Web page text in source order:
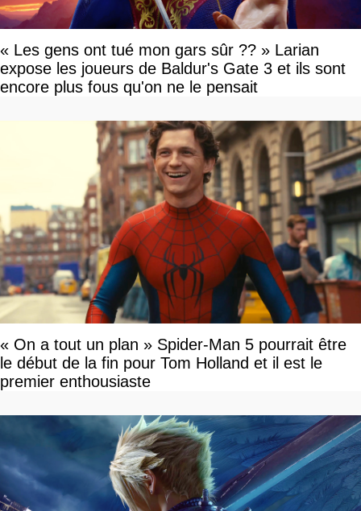
« Les gens ont tué mon gars sûr ?? » Larian
expose les joueurs de Baldur's Gate 3 et ils sont
encore plus fous qu'on ne le pensait
« On a tout un plan » Spider-Man 5 pourrait être
le début de la fin pour Tom Holland et il est le
premier enthousiaste